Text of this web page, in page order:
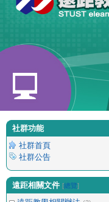
社群功能
社群首頁
社群公告
遠距相關文件 [總覽]